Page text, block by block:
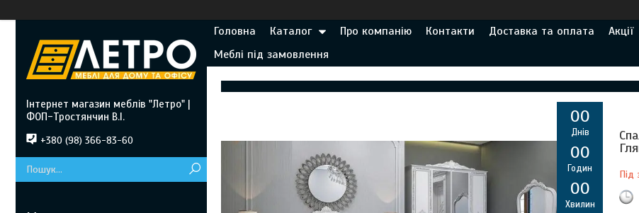
Головна Каталог Про компанію Контакти Доставка та оплата Акції
Меблі під замовлення
00
Днів
00
Годин
00
Хвилин
Під
Інтернет магазин меблів "Летро" |
ФОП-Тростянчин В.І.
+380 (98) 366-83-60